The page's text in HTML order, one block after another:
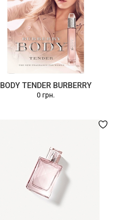
BODY TENDER BURBERRY
0 грн.